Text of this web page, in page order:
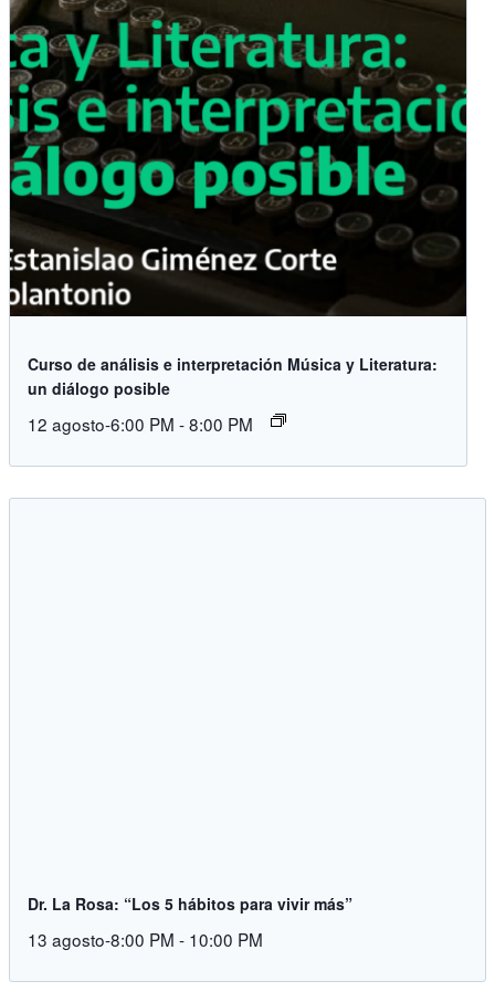
Curso de análisis e interpretación Música y Literatura:
un diálogo posible
12 agosto-6:00 PM -8:00 PM
Dr. La Rosa: “Los 5 hábitos para vivir más”
13 agosto-8:00 PM - 10:00 PM